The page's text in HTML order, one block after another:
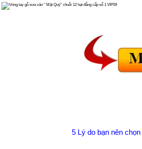
5 Lý do bạn nên